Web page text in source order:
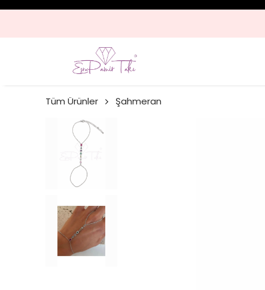
Tüm Ürünler Şahmeran